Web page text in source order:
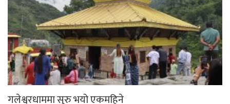
गलेश्वरधाममा सुरु भयो एकमहिने